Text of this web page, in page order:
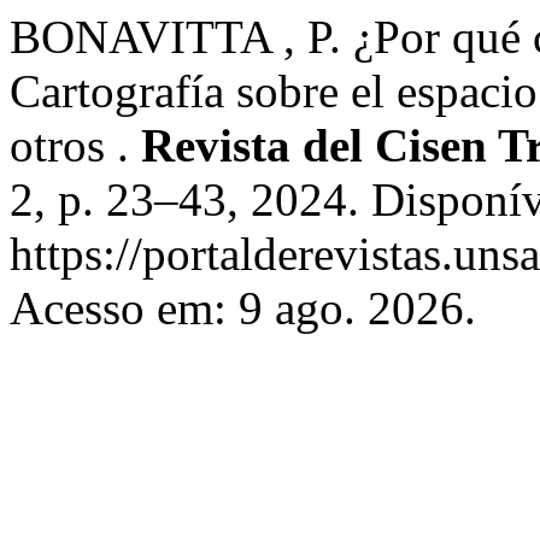
BONAVITTA , P. ¿Por qué
Cartografía sobre el
otros . Revista del Cisen
2, p. 23–43, 2024.
https://
Acesso em: 9 ago. 2026.